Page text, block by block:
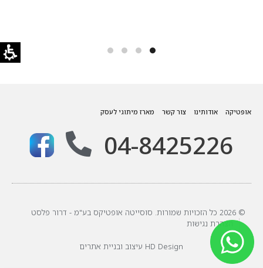
אופטיקה אודותינו צור קשר מארז מיתוגי לעסק
04-8425226
© 2026 כל הזכויות שמורות. סוסייטה אופטיקס בע"מ - דרור פלסט
הצהרת נגישות
HD Design עיצוב ובניית אתרים